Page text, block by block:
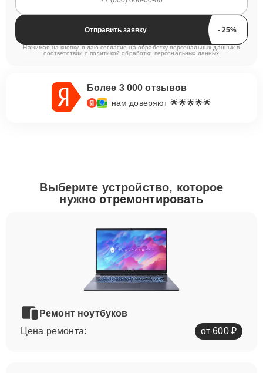
Отправить заявку
Нажимая на кнопку, я даю согласие на обработку персональных данных в
соответствии с политикой обработки персональных данных
Более 3 000 отзывов
нам доверяют 🌟🌟🌟🌟🌟
Выберите устройство, которое
нужноотремонтировать
Ремонт ноутбуков
Цена ремонта:
от 600 ₽